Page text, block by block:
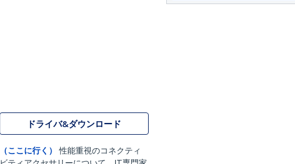
ドライバ&ダウンロード
（ここに行く）
性能重視のコネクティ